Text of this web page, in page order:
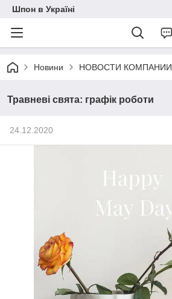
Шпон в Україні
Новини НОВОСТИ КОМПАНИИ
Травневі свята: графік роботи
24.12.2020